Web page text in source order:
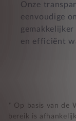
Onze
eenvoudige
en efficiënt
* Op basis van de
bereik is